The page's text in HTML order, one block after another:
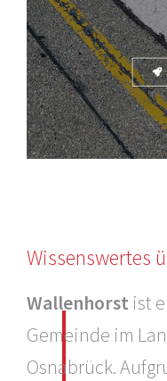
Wissenswertes
Wallenhorst ist
Gemeinde im
Osnabrück.